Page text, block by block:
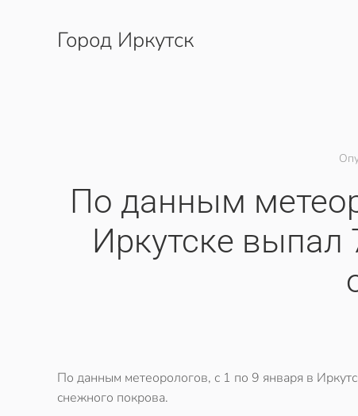
Перейти к содержимому
Город Иркутск
​По данным
Иркутске выпал
По данным метеорологов, с 1 по 9 января в
снежного покрова.